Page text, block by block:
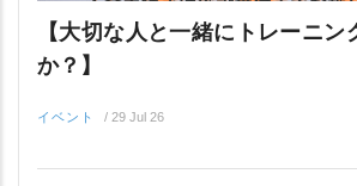
【大切な人と一緒にトレーニン
か？】
イベント / 29 Jul 26